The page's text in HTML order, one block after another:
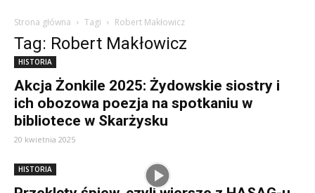
Strona główna Tagi Robert Makłowicz
Tag: Robert Makłowicz
HISTORIA
Akcja Żonkile 2025: Żydowskie siostry i
ich obozowa poezja na spotkaniu w
bibliotece w Skarżysku
20 kwietnia 2025
HISTORIA